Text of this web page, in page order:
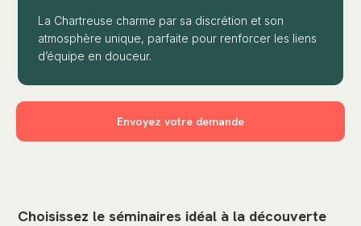
La Chartreuse charme par sa discrétion et son
atmosphère unique, parfaite pour renforcer les liens
d’équipe en douceur.
Envoyez votre demande
Choisissez le séminaires idéal à la découverte